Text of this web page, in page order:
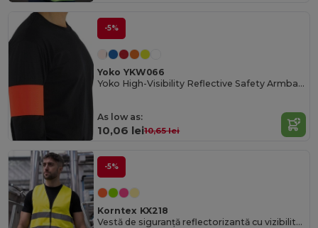
-5%
Yoko YKW066
Yoko High-Visibility Reflective Safety Armband
As low as:
10,06 lei10,65 lei
-5%
Korntex KX218
Vestă de siguranță reflectorizantă cu vizibilitate ridicată cu Velcro